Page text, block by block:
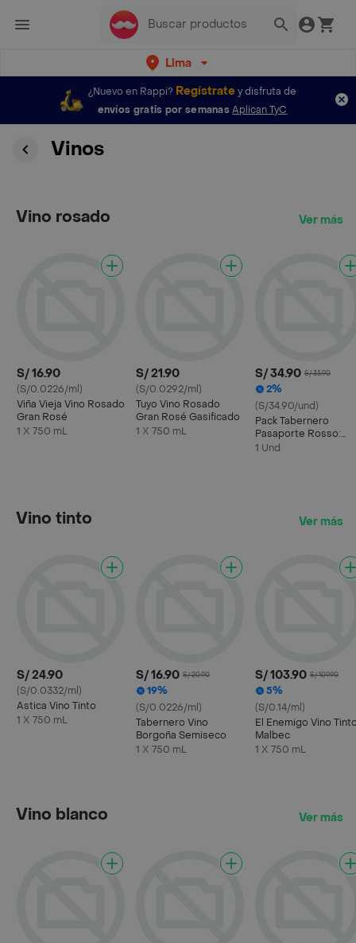
Lima
¿Nuevo en Rappi? Regístratey disfruta de
envíos gratis por semanas Aplican TyC
Vinos
Vino rosado Ver más
S/ 16.90
(S/0.0226/ml)
Viña Vieja Vino Rosado
Gran Rosé
1 X 750 mL
S/ 21.90
(S/0.0292/ml)
Tuyo Vino Rosado
Gran Rosé Gasificado
1 X 750 mL
S/ 34.90 S/ 35.90
2%
(S/34.90/und)
Pack Tabernero
Pasaporte Rosso:
Vino Rosé + Vaso
1 Und
Vino tinto Ver más
S/ 24.90
(S/0.0332/ml)
Astica Vino Tinto
1 X 750 mL
S/ 16.90 S/ 20.90
19%
(S/0.0226/ml)
Tabernero Vino
Borgoña Semiseco
1 X 750 mL
S/ 103.90 S/ 109.90
5%
(S/0.14/ml)
El Enemigo Vino
Malbec
1 X 750 mL
Vino blanco Ver más